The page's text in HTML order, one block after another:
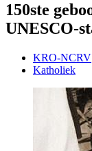
150ste
UNESCO-
KRO-NCRV
Katholiek